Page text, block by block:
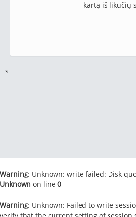
kartą iš likučių
s
Warning: Unknown: write failed: Disk
Unknown on line 0
Warning: Unknown: Failed to write